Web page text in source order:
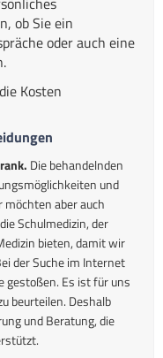
ob Sie ein
oder auch eine
Kosten
Die behandelnden
und
möchten aber auch
Schulmedizin, der
bieten, damit wir
der Suche im Internet
gestoßen. Es ist für uns
beurteilen. Deshalb
und Beratung, die